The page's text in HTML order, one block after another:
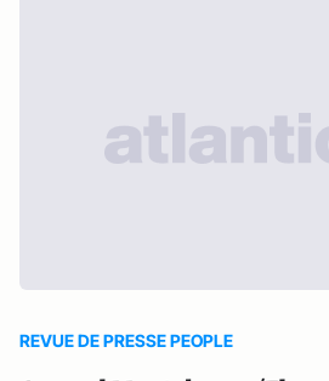
REVUE DE PRESSE PEOPLE